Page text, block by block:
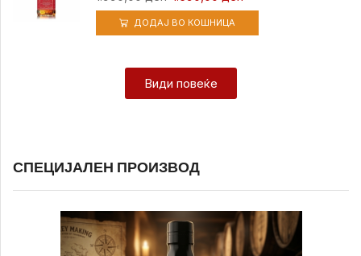
ДОДАЈ ВО КОШНИЦА
Види повеќе
СПЕЦИЈАЛЕН ПРОИЗВОД